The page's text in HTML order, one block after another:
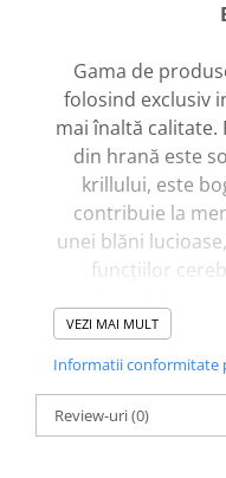
Gama de
folosind exclusiv
mai înaltă
din hrană este
krillului, este
contribuie la
unei blăni
funcțiilor
Conține
companie,
un aspect
VEZI MAI MULT
Informatii conformitate
Review-uri(0)